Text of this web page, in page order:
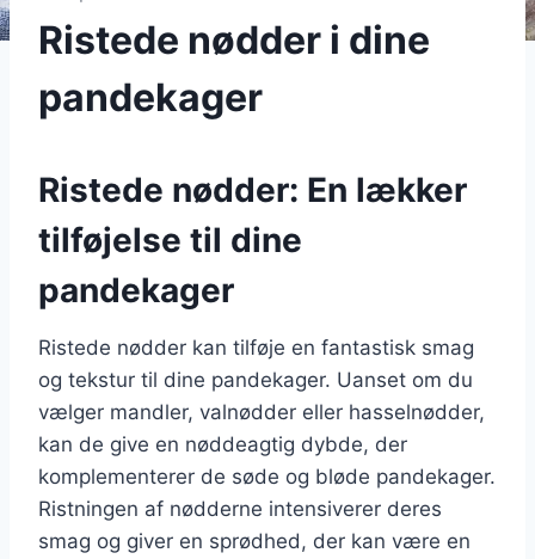
Ristede nødder i dine
pandekager
Ristede nødder: En lækker
tilføjelse til dine
pandekager
Ristede nødder kan tilføje en fantastisk smag
og tekstur til dine pandekager. Uanset om du
vælger mandler, valnødder eller hasselnødder,
kan de give en nøddeagtig dybde, der
komplementerer de søde og bløde pandekager.
Ristningen af nødderne intensiverer deres
smag og giver en sprødhed, der kan være en